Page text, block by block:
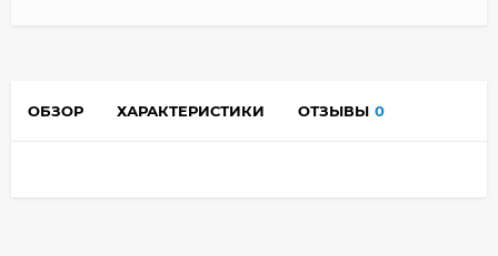
ОБЗОР ХАРАКТЕРИСТИКИ ОТЗЫВЫ 0